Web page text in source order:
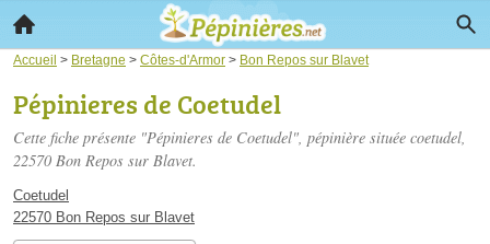
Accueil > Bretagne > Côtes-d'Armor > Bon Repos sur Blavet
Pépinieres de Coetudel
Cette fiche présente "Pépinieres de Coetudel", pépinière située coetudel,
22570 Bon Repos sur Blavet.
Coetudel
22570 Bon Repos sur Blavet